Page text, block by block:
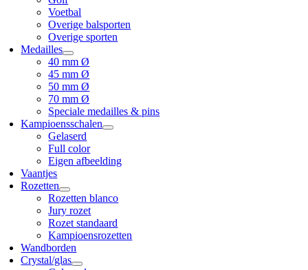
Voetbal
Overige balsporten
Overige sporten
Medailles
40 mm Ø
45 mm Ø
50 mm Ø
70 mm Ø
Speciale medailles & pins
Kampioensschalen
Gelaserd
Full color
Eigen afbeelding
Vaantjes
Rozetten
Rozetten blanco
Jury rozet
Rozet standaard
Kampioensrozetten
Wandborden
Crystal/glas